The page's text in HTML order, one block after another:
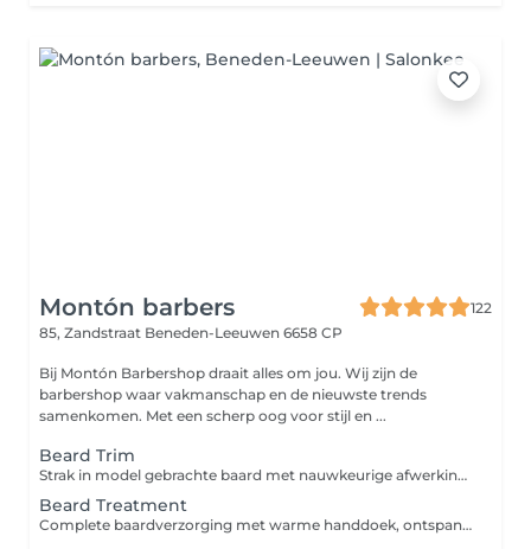
Montón barbers
122
85, Zandstraat Beneden-Leeuwen 6658 CP
Bij Montón Barbershop draait alles om jou. Wij zijn de
barbershop waar vakmanschap en de nieuwste trends
samenkomen. Met een scherp oog voor stijl en ...
Beard Trim
Strak in model gebrachte baard met nauwkeurige afwerking en verzorgde details voor een frisse uitstraling.
Beard Treatment
Complete baardverzorging met warme handdoek, ontspanning en een nauwkeurige trim. Voor een perfecte verzorgde en frisse uitstraling.